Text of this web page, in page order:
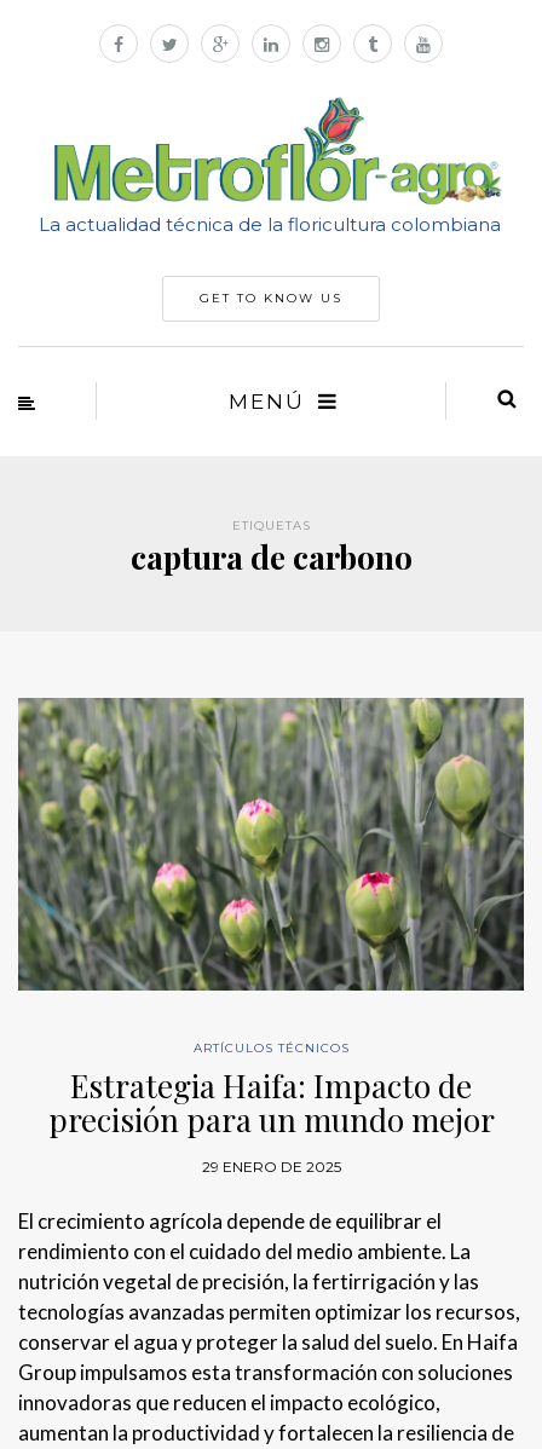
La actualidad técnica de la floricultura colombiana
GET TO KNOW US
MENÚ
ETIQUETAS
captura de carbono
ARTÍCULOS TÉCNICOS
Estrategia Haifa: Impacto de
precisión para un mundo mejor
29 ENERO DE 2025
El crecimiento agrícola depende de equilibrar el
rendimiento con el cuidado del medio ambiente. La
nutrición vegetal de precisión, la fertirrigación y las
tecnologías avanzadas permiten optimizar los recursos,
conservar el agua y proteger la salud del suelo. En Haifa
Group impulsamos esta transformación con soluciones
innovadoras que reducen el impacto ecológico,
aumentan la productividad y fortalecen la resiliencia de